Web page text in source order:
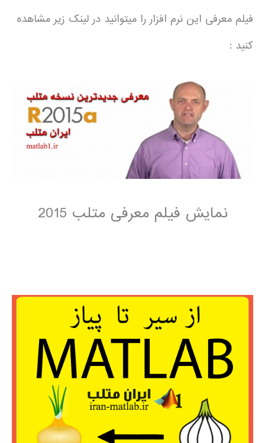
فیلم معرفی این نرم افزار را میتوانید در لینک زیر مشاهده
کنید :
نمایش فیلم معرفی متلب 2015